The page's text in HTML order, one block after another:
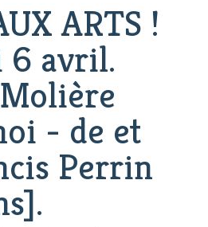
ARTS !
6 avril.
- de et
Perrin